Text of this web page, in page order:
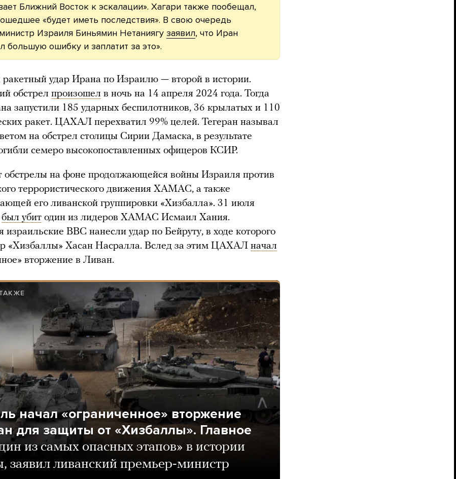
Ближний Восток к эскалации». Хагари также пообещал,
«будет иметь последствия». В свою очередь
Израиля Биньямин Нетаниягу заявил, что Иран
большую ошибку и заплатит за это».
удар Ирана по Израилю — второй в истории.
обстрел произошел в ночь на 14 апреля 2024 года. Тогда
запустили 185 ударных беспилотников, 36 крылатых и 110
ракет. ЦАХАЛ перехватил 99% целей. Тегеран называл
на обстрел столицы Сирии Дамаска, в результате
семеро высокопоставленных офицеров КСИР.
обстрелы на фоне продолжающейся войны Израиля против
террористического движения ХАМАС, а также
его ливанской группировки «Хизбалла». 31 июля
был убит один из лидеров ХАМАС Исмаил Хания.
израильские ВВС нанесли удар по Бейруту, в ходе которого
«Хизбаллы» Хасан Насралла. Вслед за этим ЦАХАЛ начал
вторжение в Ливан.
начал «ограниченное» вторжение
для защиты от «Хизбаллы». Главное
из самых опасных этапов» в истории
заявил ливанский премьер-министр